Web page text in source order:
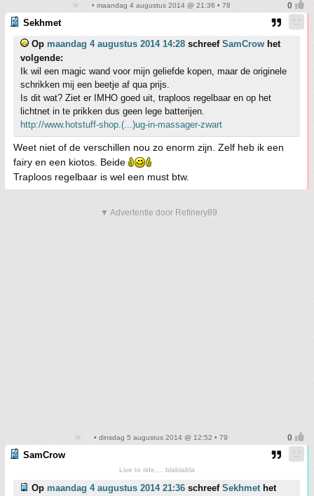
• maandag 4 augustus 2014 @ 21:36 • 78
Sekhmet
Op maandag 4 augustus 2014 14:28 schreef SamCrow het
volgende:
Ik wil een magic wand voor mijn geliefde kopen, maar de originele
schrikken mij een beetje af qua prijs.
Is dit wat? Ziet er IMHO goed uit, traploos regelbaar en op het
lichtnet in te prikken dus geen lege batterijen.
http://www.hotstuff-shop.(...)ug-in-massager-zwart
Weet niet of de verschillen nou zo enorm zijn. Zelf heb ik een
fairy en een kiotos. Beide
Traploos regelbaar is wel een must btw.
▼ Advertentie door Refinery89
• dinsdag 5 augustus 2014 @ 12:52 • 79
SamCrow
Live to ride,... blablabla
Op maandag 4 augustus 2014 21:36 schreef Sekhmethet